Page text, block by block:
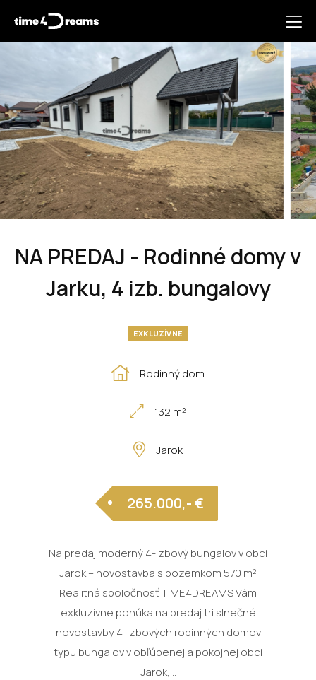
NA PREDAJ - Rodinné domy v
Jarku, 4 izb. bungalovy
EXKLUZÍVNE
Rodinný dom
132 m²
Jarok
265.000,- €
Na predaj moderný 4-izbový bungalov v obci
Jarok – novostavba s pozemkom 570 m²
Realitná spoločnosť TIME4DREAMS Vám
exkluzívne ponúka na predaj tri slnečné
novostavby 4-izbových rodinných domov
typu bungalov v obľúbenej a pokojnej obci
Jarok,...